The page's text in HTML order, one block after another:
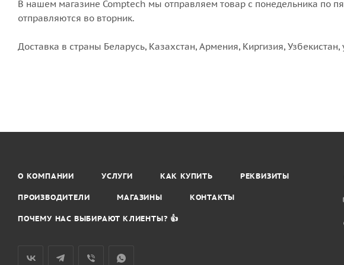
В нашем магазине Comptech мы отправляем товар с понедельника по
отправляются во вторник.
Доставка в страны Беларусь, Казахстан, Армения, Киргизия,
О КОМПАНИИ УСЛУГИ КАК КУПИТЬ РЕКВИЗИТЫ
ПРОИЗВОДИТЕЛИ МАГАЗИНЫ КОНТАКТЫ
ПОЧЕМУ НАС ВЫБИРАЮТ КЛИЕНТЫ? 👍